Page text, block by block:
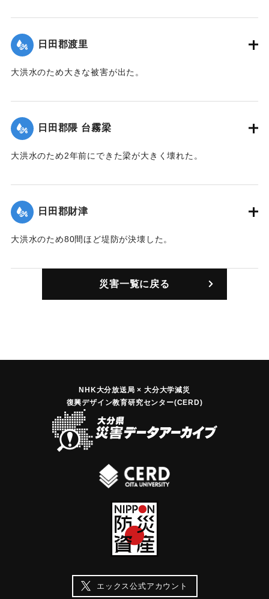
｜固有コード:00210105
日田郡渡里
大洪水のため大きな被害が出た。
｜固有コード:00210106
日田郡隈 台霧梁
大洪水のため2年前にできた梁が大きく壊れた。
｜固有コード:00210101
日田郡財津
大洪水のため80間ほど堤防が決壊した。
｜固有コード:00210102
災害一覧に戻る
NHK大分放送局 × 大分大学減災
復興デザイン教育研究センター(CERD)
エックス公式アカウント